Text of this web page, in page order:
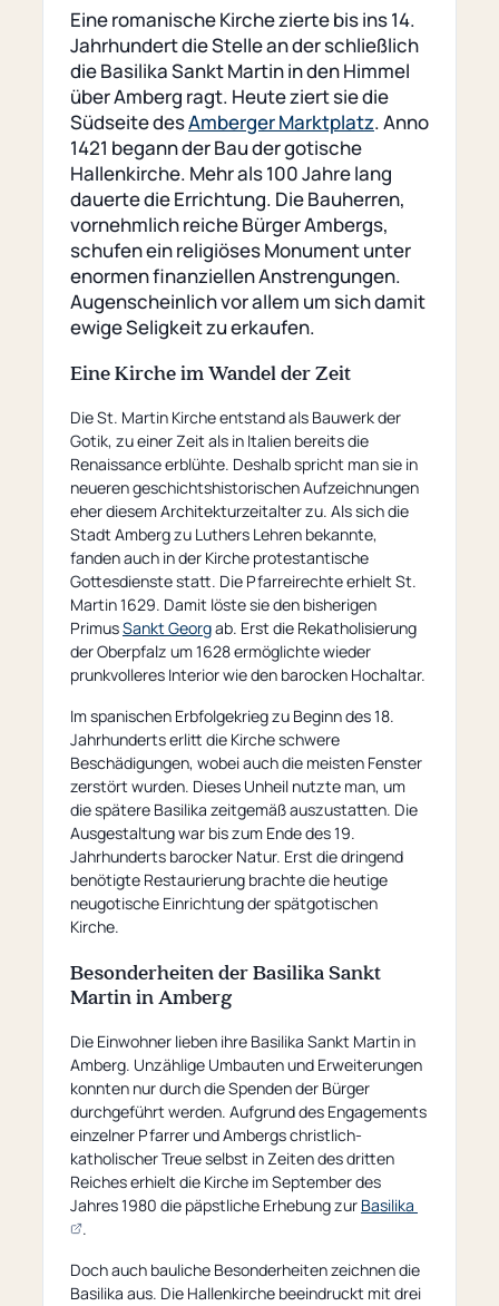
Eine romanische Kirche zierte bis ins 14.
Jahrhundert die Stelle an der schließlich
die Basilika Sankt Martin in den Himmel
über Amberg ragt. Heute ziert sie die
Südseite desAmberger Marktplatz. Anno
1421 begann der Bau der gotische
Hallenkirche. Mehr als 100 Jahre lang
dauerte die Errichtung. Die Bauherren,
vornehmlich reiche Bürger Ambergs,
schufen ein religiöses Monument unter
enormen finanziellen Anstrengungen.
Augenscheinlich vor allem um sich damit
ewige Seligkeit zu erkaufen.
Eine Kirche im Wandel der Zeit
Die St. Martin Kirche entstand als Bauwerk der
Gotik, zu einer Zeit als in Italien bereits die
Renaissance erblühte. Deshalb spricht man sie in
neueren geschichtshistorischen Aufzeichnungen
eher diesem Architekturzeitalter zu. Als sich die
Stadt Amberg zu Luthers Lehren bekannte,
fanden auch in der Kirche protestantische
Gottesdienste statt. Die Pfarreirechte erhielt St.
Martin 1629. Damit löste sie den bisherigen
PrimusSankt Georgab. Erst die Rekatholisierung
der Oberpfalz um 1628 ermöglichte wieder
prunkvolleres Interior wie den barocken Hochaltar.
Im spanischen Erbfolgekrieg zu Beginn des 18.
Jahrhunderts erlitt die Kirche schwere
Beschädigungen, wobei auch die meisten Fenster
zerstört wurden. Dieses Unheil nutzte man, um
die spätere Basilika zeitgemäß auszustatten. Die
Ausgestaltung war bis zum Ende des 19.
Jahrhunderts barocker Natur. Erst die dringend
benötigte Restaurierung brachte die heutige
neugotische Einrichtung der spätgotischen
Kirche.
Besonderheiten der Basilika Sankt
Martin in Amberg
Die Einwohner lieben ihre Basilika Sankt Martin in
Amberg. Unzählige Umbauten und Erweiterungen
konnten nur durch die Spenden der Bürger
durchgeführt werden. Aufgrund des Engagements
einzelner Pfarrer und Ambergs christlich-
katholischer Treue selbst in Zeiten des dritten
Reiches erhielt die Kirche im September des
Jahres 1980 die päpstliche Erhebung zur Basilika
(opens
external
page)
.
Doch auch bauliche Besonderheiten zeichnen die
Basilika aus. Die Hallenkirche beeindruckt mit drei